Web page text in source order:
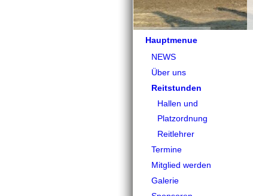
Hauptmenue
NEWS
Über uns
Reitstunden
Hallen und
Platzordnung
Reitlehrer
Termine
Mitglied werden
Galerie